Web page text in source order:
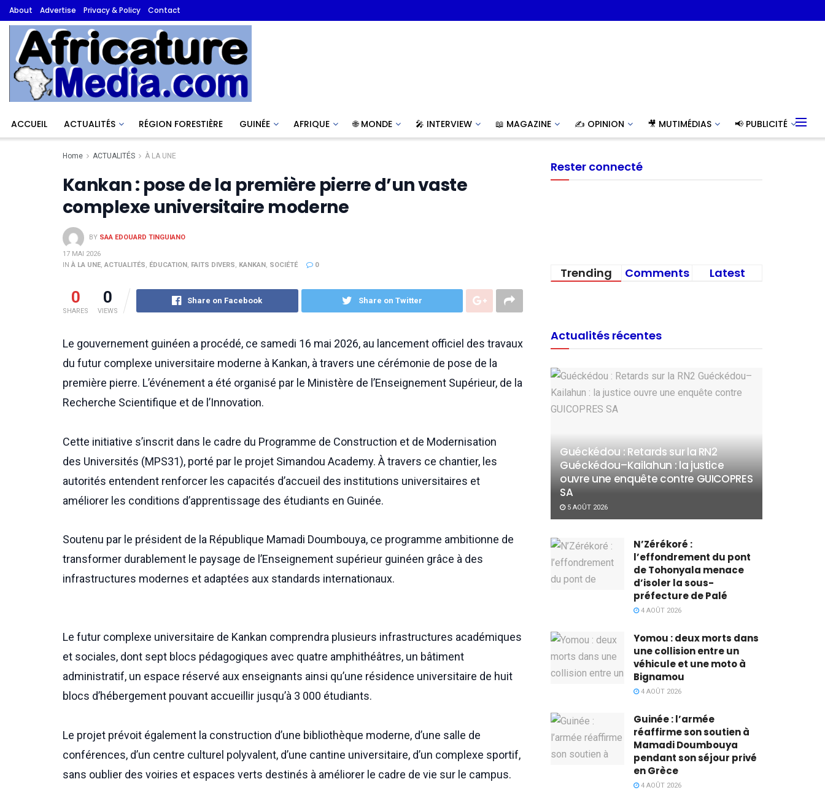
About Advertise Privacy & Policy Contact
ACCUEIL ACTUALITÉS RÉGION FORESTIÈRE GUINÉE AFRIQUE 🌐 MONDE 🎤 INTERVIEW 📖 MAGAZINE ✍️ OPINION 🎥 MUTIMÉDIAS 📢 PUBLICITÉ
Home ACTUALITÉS À LA UNE
Kankan : pose de la première pierre d’un vaste
complexe universitaire moderne
BY SAA EDOUARD TINGUIANO
17 MAI 2026
IN À LA UNE, ACTUALITÉS, ÉDUCATION, FAITS DIVERS, KANKAN, SOCIÉTÉ 0
0
SHARES
0
VIEWS
Share on Facebook Share on Twitter
Le gouvernement guinéen a procédé, ce samedi 16 mai 2026, au lancement officiel des travaux
du futur complexe universitaire moderne à Kankan, à travers une cérémonie de pose de la
première pierre. L’événement a été organisé par le Ministère de l’Enseignement Supérieur, de la
Recherche Scientifique et de l’Innovation.
Cette initiative s’inscrit dans le cadre du Programme de Construction et de Modernisation
des Universités (MPS31), porté par le projet Simandou Academy. À travers ce chantier, les
autorités entendent renforcer les capacités d’accueil des institutions universitaires et
améliorer les conditions d’apprentissage des étudiants en Guinée.
Soutenu par le président de la République Mamadi Doumbouya, ce programme ambitionne de
transformer durablement le paysage de l’Enseignement supérieur guinéen grâce à des
infrastructures modernes et adaptées aux standards internationaux.
Le futur complexe universitaire de Kankan comprendra plusieurs infrastructures académiques
et sociales, dont sept blocs pédagogiques avec quatre amphithéâtres, un bâtiment
administratif, un espace réservé aux enseignants ainsi qu’une résidence universitaire de huit
blocs d’hébergement pouvant accueillir jusqu’à 3 000 étudiants.
Le projet prévoit également la construction d’une bibliothèque moderne, d’une salle de
conférences, d’un centre culturel polyvalent, d’une cantine universitaire, d’un complexe sportif,
sans oublier des voiries et espaces verts destinés à améliorer le cadre de vie sur le campus.
Rester connecté
Trending Comments Latest
Actualités récentes
Guéckédou : Retards sur la RN2
Guéckédou–Kailahun : la justice
ouvre une enquête contre GUICOPRES
SA
5 AOÛT 2026
N’Zérékoré :
l’effondrement du pont
de Tohonyala menace
d’isoler la sous-
préfecture de Palé
4 AOÛT 2026
Yomou : deux morts dans
une collision entre un
véhicule et une moto à
Bignamou
4 AOÛT 2026
Guinée : l’armée
réaffirme son soutien à
Mamadi Doumbouya
pendant son séjour privé
en Grèce
4 AOÛT 2026